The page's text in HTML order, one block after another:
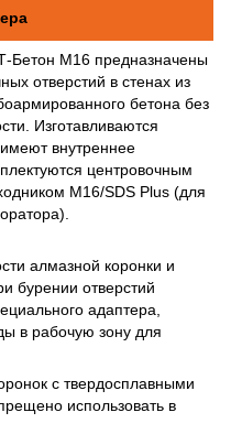
Бетон M16 предназначены
отверстий в стенах из
бетона без
Изготавливаются
внутреннее
центровочным
М16/SDS Plus (для
алмазной коронки и
бурении отверстий
адаптера,
в рабочую зону для
с твердосплавными
использовать в